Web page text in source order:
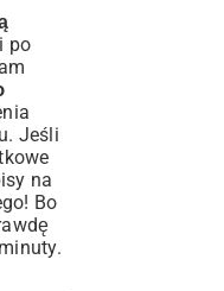
po
Jeśli
na
Bo